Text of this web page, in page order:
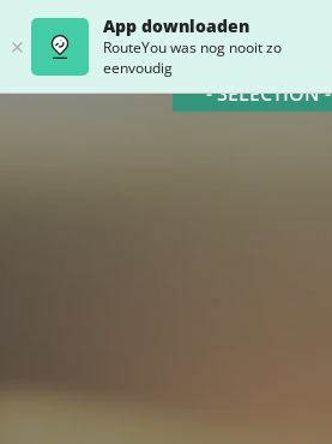
App downloaden
RouteYou was nog nooit zo
eenvoudig
- SELECTION -